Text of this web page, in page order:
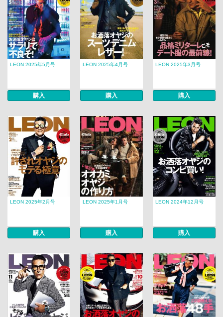
LEON 2025年5月号
購入
LEON 2025年4月号
購入
LEON 2025年3月号
購入
LEON 2025年2月号
購入
LEON 2025年1月号
購入
LEON 2024年12月号
購入